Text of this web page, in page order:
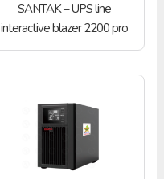
SANTAK – UPS line
interactive blazer 2200 pro